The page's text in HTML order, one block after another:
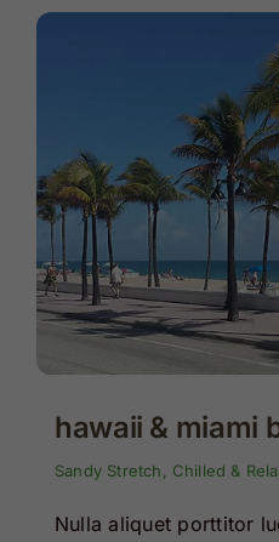
hawaii & miami
Sandy Stretch, Chilled &
Nulla aliquet porttitor